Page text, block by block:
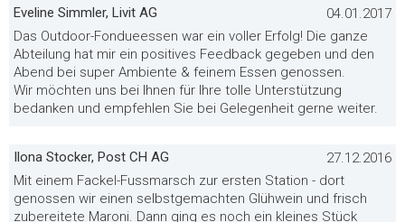
Eveline Simmler, Livit AG
04.01.2017
Das Outdoor-Fondueessen war ein voller Erfolg! Die ganze
Abteilung hat mir ein positives Feedback gegeben und den
Abend bei super Ambiente & feinem Essen genossen.
Wir möchten uns bei Ihnen für Ihre tolle Unterstützung
bedanken und empfehlen Sie bei Gelegenheit gerne weiter.
Ilona Stocker, Post CH AG
27.12.2016
Mit einem Fackel-Fussmarsch zur ersten Station - dort
genossen wir einen selbstgemachten Glühwein und frisch
zubereitete Maroni. Dann ging es noch ein kleines Stück